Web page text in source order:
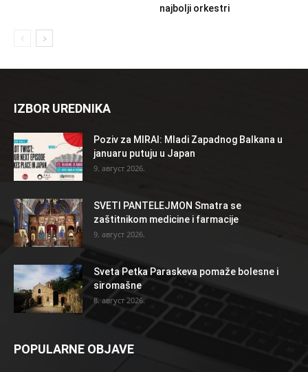
najbolji orkestri
IZBOR UREDNIKA
Poziv za MIRAI: Mladi Zapadnog Balkana u
januaru putuju u Japan
9. август 2026.
SVETI PANTELEJMON Smatra se
zaštitnikom medicine i farmacije
9. август 2026.
Sveta Petka Paraskeva pomaže bolesne i
siromašne
8. август 2026.
POPULARNE OBJAVE